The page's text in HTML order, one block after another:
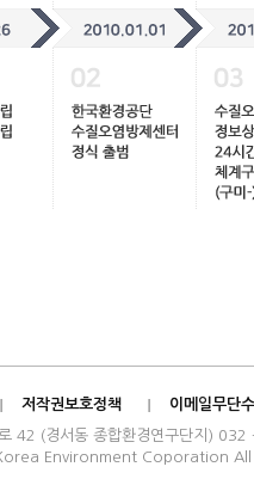
저작권보호정책
이메일무단
로 42 (경서동 종합환경연구단지)
Environment Coporation All